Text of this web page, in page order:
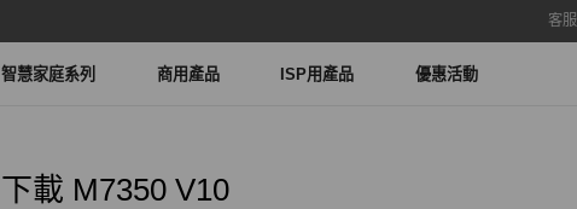
客
智慧家庭系列 商用產品 ISP用產品 優惠活動
下載 M7350 V10